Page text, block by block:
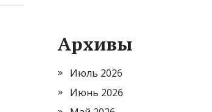
Архивы
Июль 2026
Июнь 2026